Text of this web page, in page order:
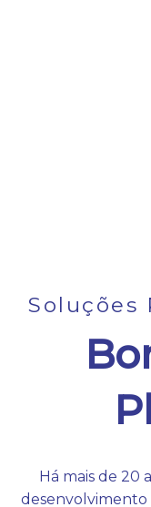
Soluções
Há mais de 20
desenvolvimento